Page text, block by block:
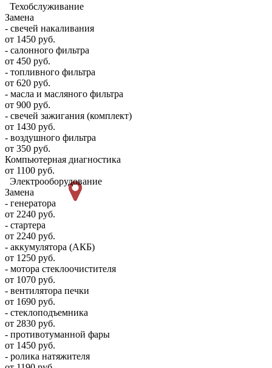
Техобслуживание
Замена
- свечей накаливания
от 1450 руб.
- салонного фильтра
от 450 руб.
- топливного фильтра
от 620 руб.
- масла и масляного фильтра
от 900 руб.
- свечей зажигания (комплект)
от 1430 руб.
- воздушного фильтра
от 350 руб.
Компьютерная диагностика
от 1100 руб.
Электрооборудование
Замена
- генератора
от 2240 руб.
- стартера
от 2240 руб.
- аккумулятора (АКБ)
от 1250 руб.
- мотора стеклоочистителя
от 1070 руб.
- вентилятора печки
от 1690 руб.
- стеклоподъемника
от 2830 руб.
- противотуманной фары
от 1450 руб.
- ролика натяжителя